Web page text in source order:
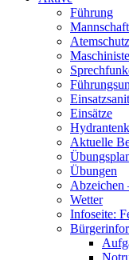
Führung
Mannschaft
Atemschutz
Einsätze
Aktuelle
Übungen
Abzeichen
Wetter
Infoseite: